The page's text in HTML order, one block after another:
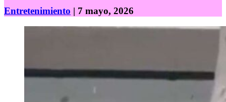
Entretenimiento | 7 mayo, 2026